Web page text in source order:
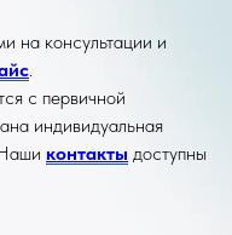
на консультации и
.
с первичной
индивидуальная
контакты доступны